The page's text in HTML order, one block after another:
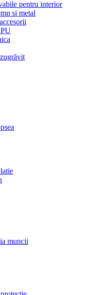
pentru interior
si metal
muncii